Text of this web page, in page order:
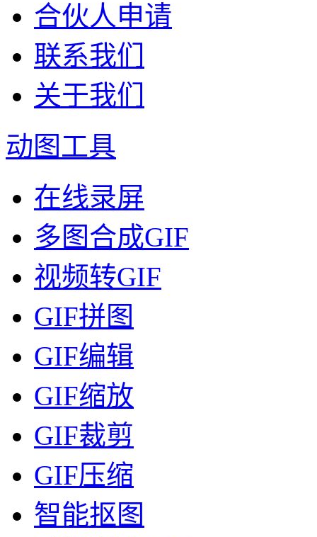
合伙人申请
联系我们
关于我们
动图工具
在线录屏
多图合成GIF
视频转GIF
GIF拼图
GIF编辑
GIF缩放
GIF裁剪
GIF压缩
智能抠图